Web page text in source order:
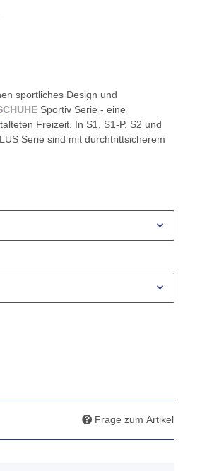
sportliches Design und
Sportiv Serie - eine
Freizeit. In S1, S1-P, S2 und
Serie sind mit durchtrittsicherem
Frage zum Artikel